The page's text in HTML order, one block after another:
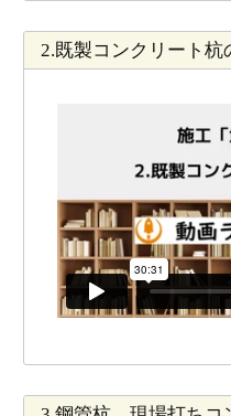
2.既製コンクリート杭